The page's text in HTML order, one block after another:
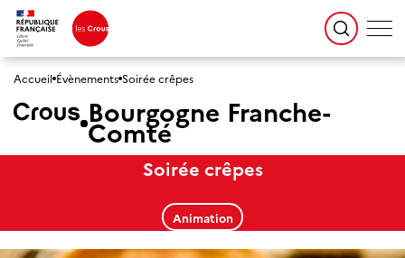
Accueil Évènements Soirée crêpes
Bourgogne Franche-
Comté
Soirée crêpes
Animation